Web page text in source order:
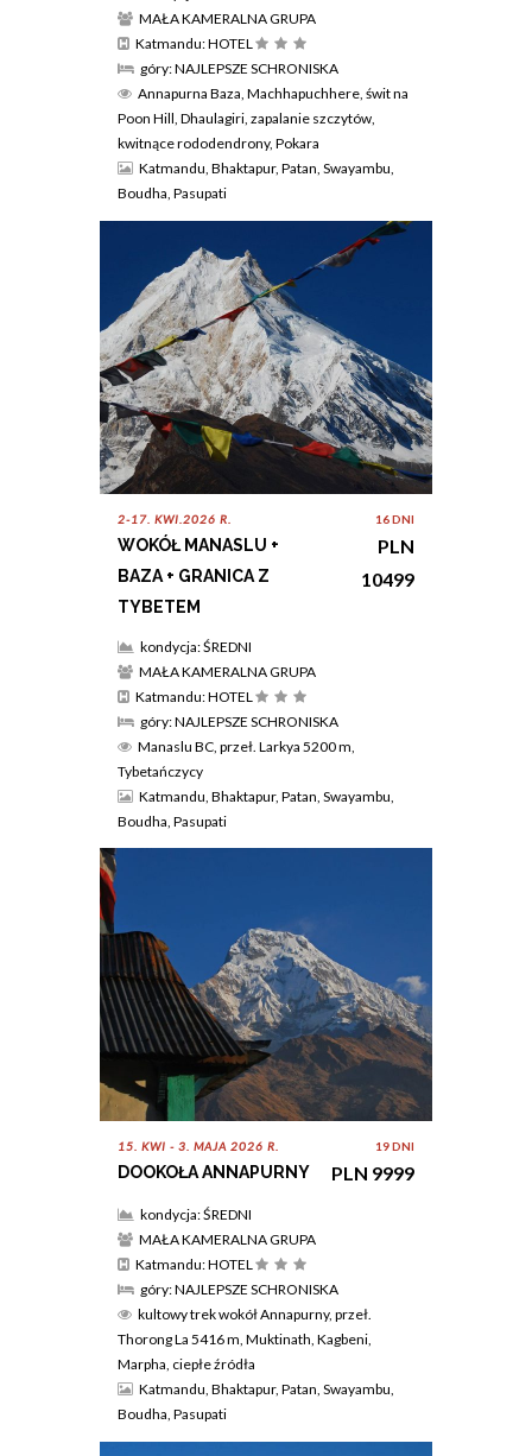
MAŁA KAMERALNA GRUPA
Katmandu: HOTEL
góry: NAJLEPSZE SCHRONISKA
Annapurna Baza, Machhapuchhere, świt na
Poon Hill, Dhaulagiri, zapalanie szczytów,
kwitnące rododendrony, Pokara
Katmandu, Bhaktapur, Patan, Swayambu,
Boudha, Pasupati
2-17. KWI.2026 R.
WOKÓŁ MANASLU +
BAZA + GRANICA Z
TYBETEM
16 DNI
PLN
10499
kondycja: ŚREDNI
MAŁA KAMERALNA GRUPA
Katmandu: HOTEL
góry: NAJLEPSZE SCHRONISKA
Manaslu BC, przeł. Larkya 5200 m,
Tybetańczycy
Katmandu, Bhaktapur, Patan, Swayambu,
Boudha, Pasupati
15. KWI - 3. MAJA 2026 R.
DOOKOŁA ANNAPURNY
19 DNI
PLN 9999
kondycja: ŚREDNI
MAŁA KAMERALNA GRUPA
Katmandu: HOTEL
góry: NAJLEPSZE SCHRONISKA
kultowy trek wokół Annapurny, przeł.
Thorong La 5416 m, Muktinath, Kagbeni,
Marpha, ciepłe źródła
Katmandu, Bhaktapur, Patan, Swayambu,
Boudha, Pasupati